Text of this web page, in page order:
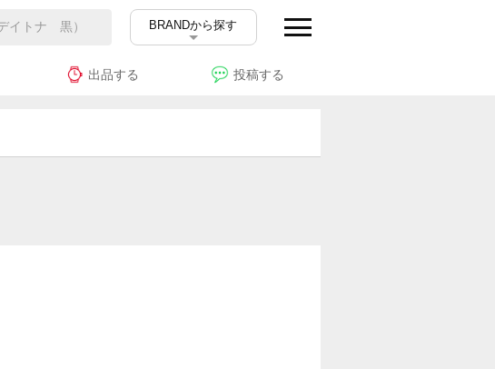
BRANDから探す
出品する 投稿する